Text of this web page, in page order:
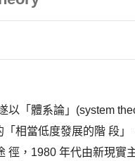
「體系論」(system
相當低度發展的階 段
徑，1980 年代由新現實